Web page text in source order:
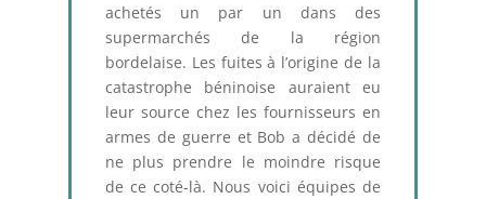
achetés un par un dans des
supermarchés de la région
bordelaise. Les fuites à l’origine de la
catastrophe béninoise auraient eu
leur source chez les fournisseurs en
armes de guerre et Bob a décidé de
ne plus prendre le moindre risque
de ce coté-là. Nous voici équipes de